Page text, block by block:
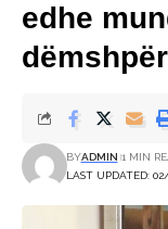
edhe
LAST UPDATED:
BYADMIN 1 MIN